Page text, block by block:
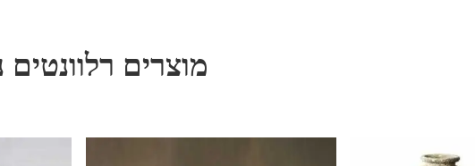
מוצרים רלוונטים